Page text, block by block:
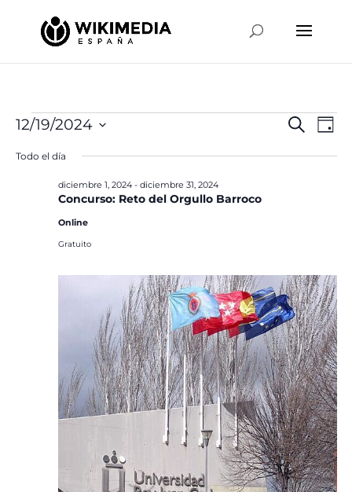
Eventos
en
2024
Buscar
de
Día
12/19/2024
la
Todo el día
Concurso: Reto del Orgullo Barroco
diciembre 1, 2024- diciembre 31, 2024
Online
Gratuito